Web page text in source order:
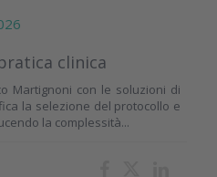
clinica
Martignoni con le soluzioni di
la selezione del protocollo e
la complessità...